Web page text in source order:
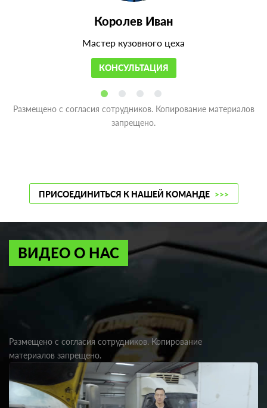
Королев Иван
Мастер кузовного цеха
КОНСУЛЬТАЦИЯ
Размещено с согласия сотрудников. Копирование материалов
запрещено.
ПРИСОЕДИНИТЬСЯ К НАШЕЙ КОМАНДЕ >>>
ВИДЕО О НАС
Размещено с согласия сотрудников. Копирование
материалов запрещено.